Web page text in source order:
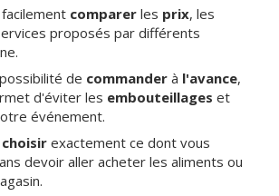
comparer les prix, les
proposés par différents
de commander à l'avance,
d'éviter les embouteillages et
événement.
choisir exactement ce dont vous
devoir aller acheter les aliments ou